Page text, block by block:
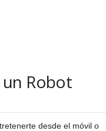
un Robot
desde el móvil o